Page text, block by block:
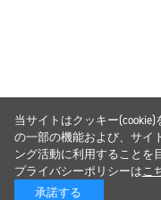
当サイトはクッキー
の一部の機能および、サイ
ング活動に利用することを
プライバシーポリシーはこ
承諾する